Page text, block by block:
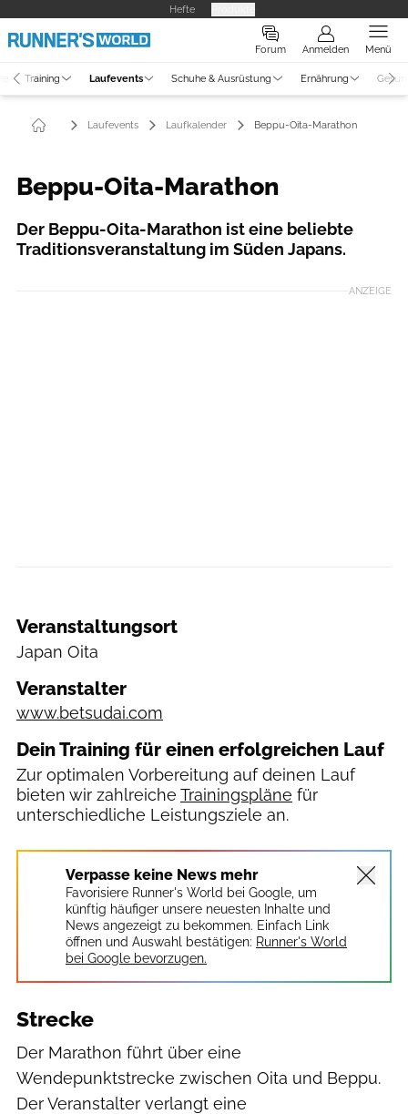
Hefte
Forum Anmelden Menü
Training Laufevents Schuhe & Ausrüstung Ernährung
Laufevents Laufkalender Beppu-Oita-Marathon
Beppu-Oita-Marathon
Der Beppu-Oita-Marathon ist eine beliebte
Traditionsveranstaltung im Süden Japans.
ANZEIGE
Veranstaltungsort
Japan Oita
Veranstalter
www.betsudai.com
Dein Training für einen erfolgreichen Lauf
Zur optimalen Vorbereitung auf deinen Lauf
bieten wir zahlreiche Trainingspläne für
unterschiedliche Leistungsziele an.
Verpasse keine News mehr
Favorisiere Runner's World bei Google, um
künftig häufiger unsere neuesten Inhalte und
News angezeigt zu bekommen. Einfach Link
öffnen und Auswahl bestätigen: Runner's World
bei Google bevorzugen.
Strecke
Der Marathon führt über eine
Wendepunktstrecke zwischen Oita und Beppu.
Der Veranstalter verlangt eine